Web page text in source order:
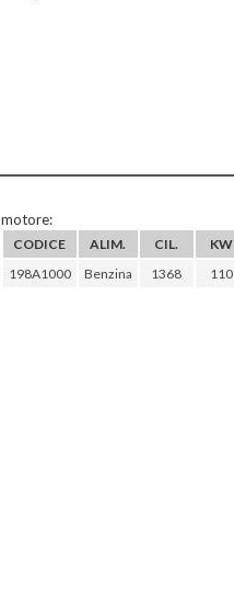
motore:
CODICE ALIM. CIL. KW
198A1000
Benzina 1368 110